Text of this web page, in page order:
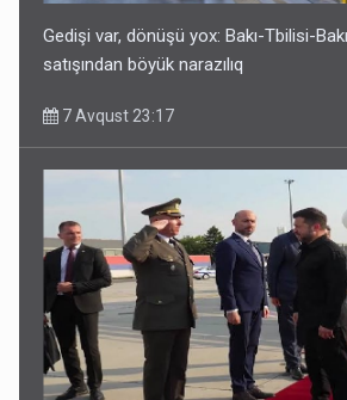
Gedişi var, dönüşü yox: Bakı-Tbilisi-
satışından böyük narazılıq
7 Avqust 23:17